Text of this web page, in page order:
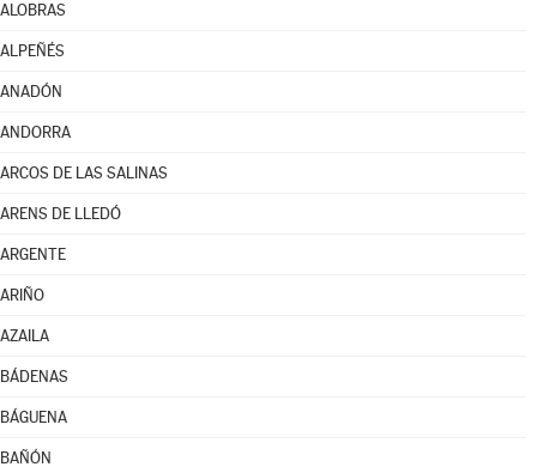
ALOBRAS
ALPEÑÉS
ANADÓN
ANDORRA
ARCOS DE LAS SALINAS
ARENS DE LLEDÓ
ARGENTE
ARIÑO
AZAILA
BÁDENAS
BÁGUENA
BAÑÓN